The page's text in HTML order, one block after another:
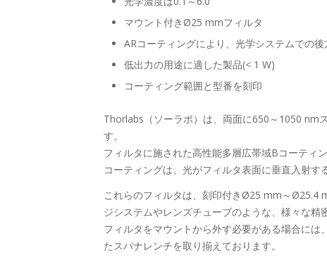
マウント付きØ25 mmフィルタ
ARコーティングにより、光学システムでの
低出力の用途に適した製品(< 1 W)
コーティング範囲と型番を刻印
Thorlabs（ソーラボ）は、両面に650～1050 nm
す。
フィルタに施された高性能多層広帯域Bコーティ
コーティングは、光がフィルタ表面に垂直入射す
これらのフィルタは、刻印付きØ25 mm～Ø25.4
ジシステムやレンズチューブのような、様々な精
フィルタをマウントから外す必要がある場合に
たスパナレンチを取り揃えております。